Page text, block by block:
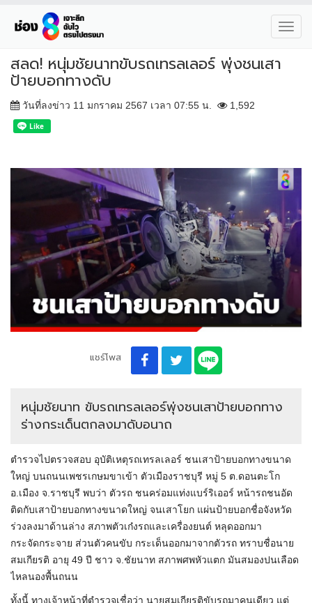
สลด! หนุ่มชัยนาทขับรถเทรลเลอร์ พุ่งชนเสา
ป้ายบอกทางดับ
วันที่ลงข่าว 11 มกราคม 2567 เวลา 07:55 น. 1,592
แชร์โพส
หนุ่มชัยนาท ขับรถเทรลเลอร์พุ่งชนเสาป้ายบอกทาง
ร่างกระเด็นตกลงมาดับอนาถ
ตำรวจไปตรวจสอบ อุบัติเหตุรถเทรลเลอร์ ชนเสาป้ายบอกทางขนาด
ใหญ่ บนถนนเพชรเกษมขาเข้า ตัวเมืองราชบุรี หมู่ 5 ต.ดอนตะโก
อ.เมือง จ.ราชบุรี พบว่า ตัวรถ ชนคร่อมแท่งแบร์ริเออร์ หน้ารถชนอัด
ติดกับเสาป้ายบอกทางขนาดใหญ่ จนเสาโยก แผ่นป้ายบอกชื่อจังหวัด
ร่วงลงมาด้านล่าง สภาพตัวเก๋งรถและเครื่องยนต์ หลุดออกมา
กระจัดกระจาย ส่วนตัวคนขับ กระเด็นออกมาจากตัวรถ ทราบชื่อนาย
สมเกียรติ อายุ 49 ปี ชาว จ.ชัยนาท สภาพศพหัวแตก มันสมองปนเลือด
ไหลนองพื้นถนน
ทั้งนี้ ทางเจ้าหน้าที่ตำรวจเชื่อว่า นายสมเกียรติขับรถมาคนเดียว แต่